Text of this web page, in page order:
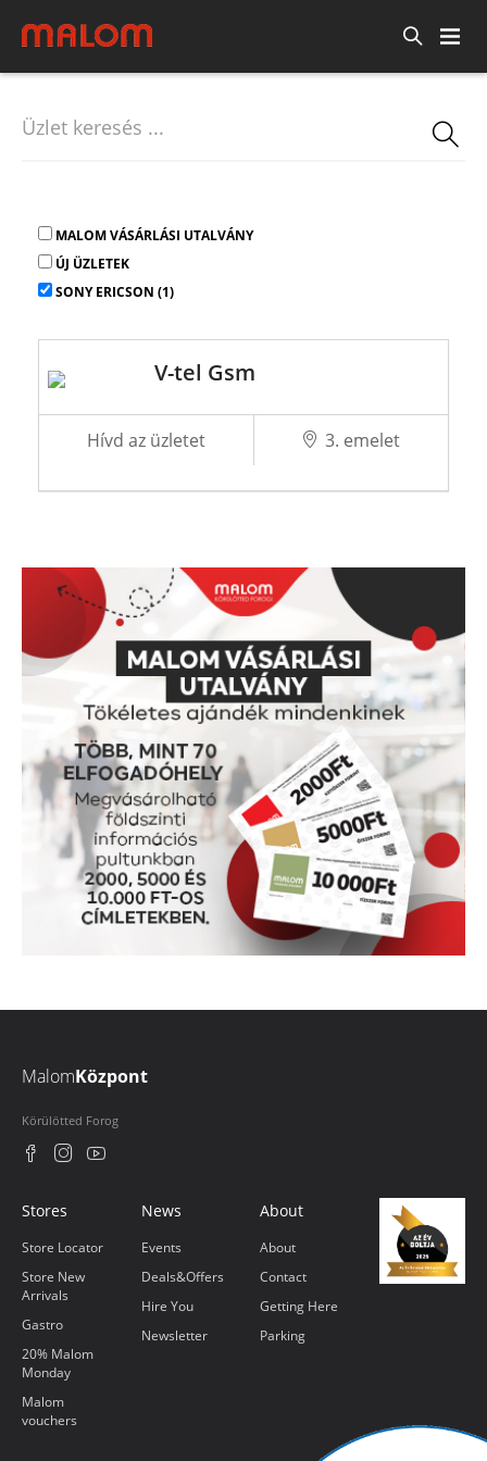
MALOM VÁSÁRLÁSI UTALVÁNY
ÚJ ÜZLETEK
SONY ERICSON (1)
V-tel Gsm
Hívd az üzletet 3. emelet
MalomKözpont
Körülötted Forog
Stores
Store Locator
Store New
Arrivals
Gastro
20% Malom
Monday
Malom
vouchers
News
Events
Deals&Offers
Hire You
Newsletter
About
About
Contact
Getting Here
Parking